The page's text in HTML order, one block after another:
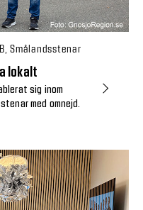
Smålandsstenar
lokalt
sig inom
med omnejd.